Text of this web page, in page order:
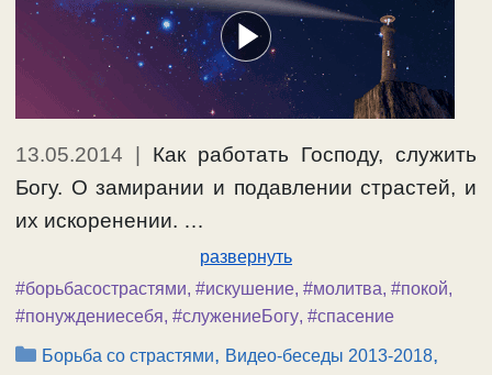
13.05.2014
Как работать Господу, служить
Богу. О замирании и подавлении страстей, и
их искоренении. …
развернуть
#борьбасострастями, #искушение, #молитва, #покой,
#понуждениесебя, #служениеБогу, #спасение
Рубрики
Борьба со страстями, Видео-беседы 2013-2018,